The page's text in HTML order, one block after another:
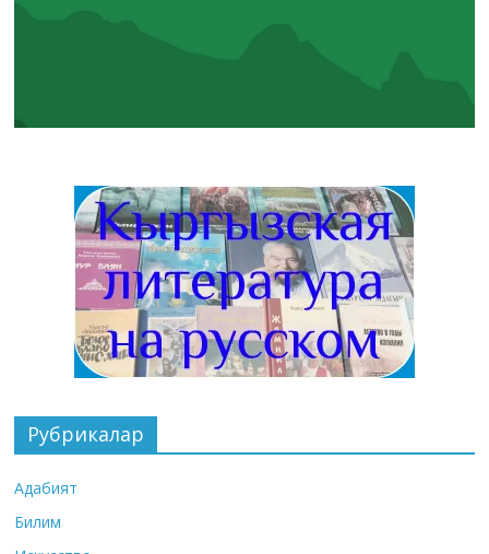
Рубрикалар
Адабият
Билим